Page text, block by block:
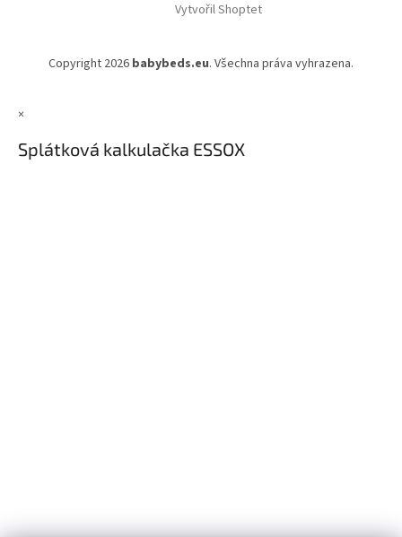
Vytvořil Shoptet
Copyright 2026 babybeds.eu. Všechna práva vyhrazena.
×
Splátková kalkulačka ESSOX